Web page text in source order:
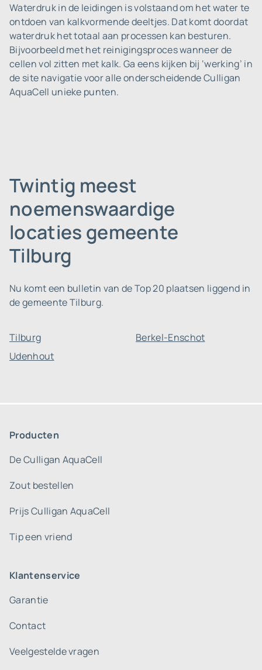
Waterdruk in de leidingen is volstaand om het water te
ontdoen van kalkvormende deeltjes. Dat komt doordat
waterdruk het totaal aan processen kan besturen.
Bijvoorbeeld met het reinigingsproces wanneer de
cellen vol zitten met kalk. Ga eens kijken bij ‘werking’ in
de site navigatie voor alle onderscheidende Culligan
AquaCell unieke punten.
Twintig meest
noemenswaardige
locaties gemeente
Tilburg
Nu komt een bulletin van de Top 20 plaatsen liggend in
de gemeente Tilburg.
Tilburg
Berkel-Enschot
Udenhout
Producten
De Culligan AquaCell
Zout bestellen
Prijs Culligan AquaCell
Tip een vriend
Klantenservice
Garantie
Contact
Veelgestelde vragen